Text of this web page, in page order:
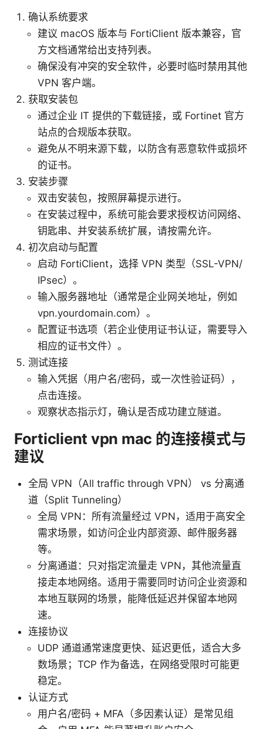
确认系统要求
建议 macOS 版本与 FortiClient 版本兼容，官
方文档通常给出支持列表。
确保没有冲突的安全软件，必要时临时禁用其他
VPN 客户端。
获取安装包
通过企业 IT 提供的下载链接，或 Fortinet 官方
站点的合规版本获取。
避免从不明来源下载，以防含有恶意软件或损坏
的证书。
安装步骤
双击安装包，按照屏幕提示进行。
在安装过程中，系统可能会要求授权访问网络、
钥匙串、并安装系统扩展，请按需允许。
初次启动与配置
启动 FortiClient，选择 VPN 类型（SSL-VPN/
IPsec）。
输入服务器地址（通常是企业网关地址，例如
vpn.yourdomain.com）。
配置证书选项（若企业使用证书认证，需要导入
相应的证书文件）。
测试连接
输入凭据（用户名/密码，或一次性验证码），
点击连接。
观察状态指示灯，确认是否成功建立隧道。
Forticlient vpn mac 的连接模式与
建议
全局 VPN（All traffic through VPN） vs 分离通
道（Split Tunneling）
全局 VPN：所有流量经过 VPN，适用于高安全
需求场景，如访问企业内部资源、邮件服务器
等。
分离通道：只对指定流量走 VPN，其他流量直
接走本地网络。适用于需要同时访问企业资源和
本地互联网的场景，能降低延迟并保留本地网
速。
连接协议
UDP 通道通常速度更快、延迟更低，适合大多
数场景；TCP 作为备选，在网络受限时可能更
稳定。
认证方式
用户名/密码 + MFA（多因素认证）是常见组